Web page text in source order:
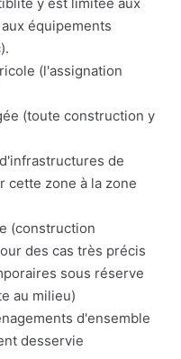
équipements
(l'assignation
(toute construction y
de
cette zone à la zone
(construction
des cas très précis
sous réserve
au milieu)
d'ensemble
desservie